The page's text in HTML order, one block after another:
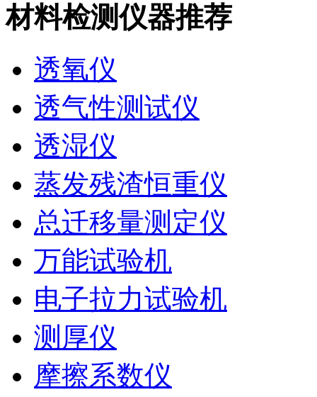
材料检测仪器推荐
透氧仪
透气性测试仪
透湿仪
蒸发残渣恒重仪
总迁移量测定仪
万能试验机
电子拉力试验机
测厚仪
摩擦系数仪